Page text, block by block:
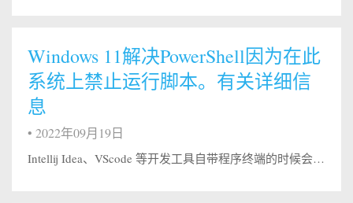
Windows 11解决PowerShell因为在此
系统上禁止运行脚本。有关详细信
息
• 2022年09月19日
Intellij Idea、VScode 等开发工具自带程序终端的时候会报出”系统禁止脚本运行的错误”。 解决 管理员身份运行Windows PowerShell 执行：get-ExecutionPolicy，显示Restricted，表示状态是禁止的; 12Restricted 禁止的RemoteSigned 允许的 执行：set-ExecutionPolicy ​ ...